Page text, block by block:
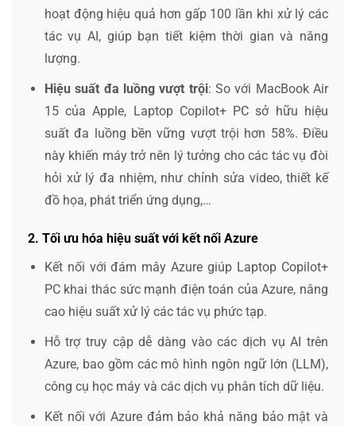
hoạt động hiệu quả hơn gấp 100 lần khi xử lý các
tác vụ AI, giúp bạn tiết kiệm thời gian và năng
lượng.
Hiệu suất đa luồng vượt trội: So với MacBook Air
15 của Apple, Laptop Copilot+ PC sở hữu hiệu
suất đa luồng bền vững vượt trội hơn 58%. Điều
này khiến máy trở nên lý tưởng cho các tác vụ đòi
hỏi xử lý đa nhiệm, như chỉnh sửa video, thiết kế
đồ họa, phát triển ứng dụng,…
2. Tối ưu hóa hiệu suất với kết nối Azure
Kết nối với đám mây Azure giúp Laptop Copilot+
PC khai thác sức mạnh điện toán của Azure, nâng
cao hiệu suất xử lý các tác vụ phức tạp.
Hỗ trợ truy cập dễ dàng vào các dịch vụ AI trên
Azure, bao gồm các mô hình ngôn ngữ lớn (LLM),
công cụ học máy và các dịch vụ phân tích dữ liệu.
Kết nối với Azure đảm bảo khả năng bảo mật và